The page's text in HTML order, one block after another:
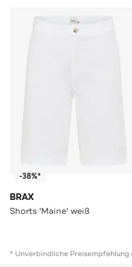
-38%*
BRAX
Shorts 'Maine' weiß
* Unverbindliche Preisempfehlung